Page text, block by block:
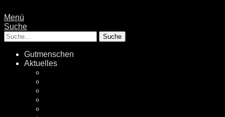
Menü
Suche
Suche
Gutmenschen
Aktuelles